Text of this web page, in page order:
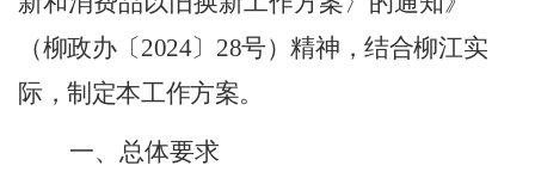
（柳政办〔2024〕 28号）精神，结合柳江实
际，制定本工作方案。
一、总体要求